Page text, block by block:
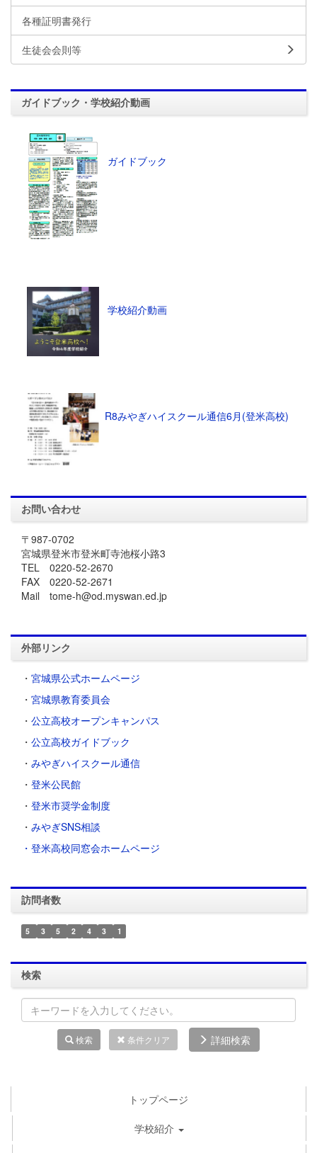
各種証明書発行
生徒会会則等
ガイドブック・学校紹介動画
ガイドブック
学校紹介動画
R8みやぎハイスクール通信6月(登米高校)
お問い合わせ
〒987-0702
宮城県登米市登米町寺池桜小路3
TEL 0220-52-2670
FAX 0220-52-2671
Mail tome-h@od.myswan.ed.jp
外部リンク
・ 宮城県公式ホームページ
・ 宮城県教育委員会
・ 公立高校オープンキャンパス
・ 公立高校ガイドブック
・ みやぎハイスクール通信
・ 登米公民館
・ 登米市奨学金制度
・ みやぎSNS相談
・登米高校同窓会ホームページ
訪問者数
5 3 5 2 4 3 1
検索
検索 条件クリア 詳細検索
トップページ
学校紹介